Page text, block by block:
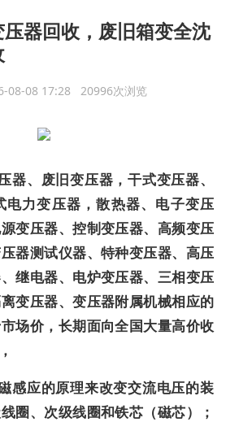
器回收，废旧箱变全沈
08-08 17:28 20996次浏览
器、废旧变压器，干式变压器、
电力变压器，散热器、电子变压
变压器、控制变压器、高频变压
器测试仪器、特种变压器、高压
继电器、电炉变压器、三相变压
变压器、变压器附属机械相应的
场价，长期面向全国大量高价收
感应的原理来改变交流电压的装
圈、次级线圈和铁芯（磁芯）；